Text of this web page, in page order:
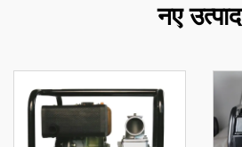
नए उत्पाद